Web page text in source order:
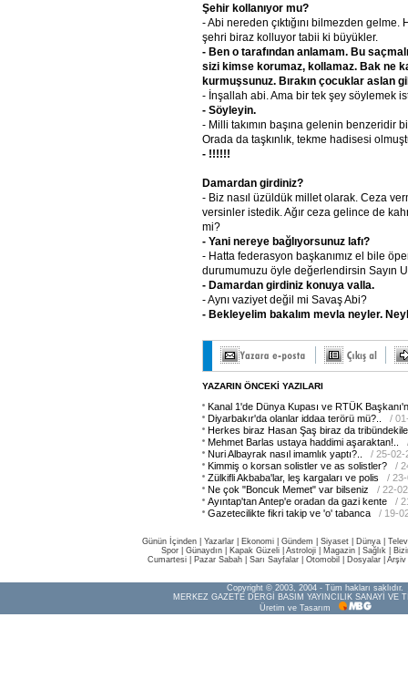
Şehir kollanıyor mu?
- Abi nereden çıktığını bilmezden
şehri biraz kolluyor tabii ki büyükler.
- Ben o tarafından anlamam. Bu
sizi kimse korumaz, kollamaz. Bak ne
kurmuşsunuz. Bırakın çocuklar aslan
- İnşallah abi. Ama bir tek şey söylemek
- Söyleyin.
- Milli takımın başına gelenin benzeridir
Orada da taşkınlık, tekme hadisesi
- !!!!!!
Damardan girdiniz?
- Biz nasıl üzüldük millet olarak. Ceza
versinler istedik. Ağır ceza gelince de
mi?
- Yani nereye bağlıyorsunuz lafı?
- Hatta federasyon başkanımız el bile
durumumuzu öyle değerlendirsin Sayın
- Damardan girdiniz konuya valla.
- Aynı vaziyet değil mi Savaş Abi?
- Bekleyelim bakalım mevla neyler.
YAZARIN ÖNCEKİ YAZILARI
Kanal 1'de Dünya Kupası ve RTÜK
Diyarbakır'da olanlar iddaa terörü mü?..
/
Herkes biraz Hasan Şaş biraz da
Mehmet Barlas ustaya haddimi aşaraktan!..
Nuri Albayrak nasıl imamlık yaptı?..
/ 25-02-
Kimmiş o korsan solistler ve as solistler?
/
Zülkifli Akbaba'lar, leş kargaları ve polis
/
Ne çok "Boncuk Memet" var bilseniz
/ 22-
Ayıntap'tan Antep'e oradan da gazi kente
/
Gazetecilikte fikri takip ve 'o' tabanca
/ 19-
Günün İçinden Yazarlar Ekonomi Gündem Siyaset Dünya |
Spor
Günaydın Kapak Güzeli Astroloji Magazin Sağlık
Cumartesi
Pazar Sabah Sarı Sayfalar Otomobil Dosyalar Arşiv
Copyright © 2003, 2004 - Tüm hakları saklıdır.
MERKEZ GAZETE DERGİ BASIM YAYINCILIK SANAYİ VE
Üretim ve Tasarım